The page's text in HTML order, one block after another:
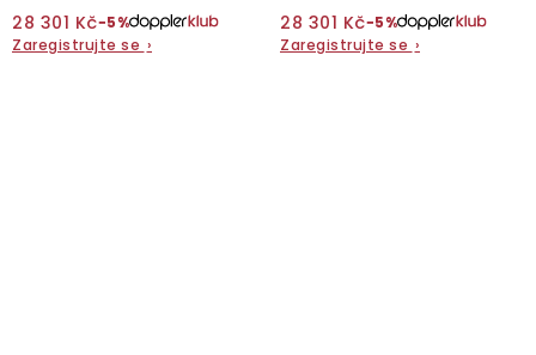
28 301 Kč−5%
Zaregistrujte se ›
28 301 Kč−5%
Zaregistrujte se ›